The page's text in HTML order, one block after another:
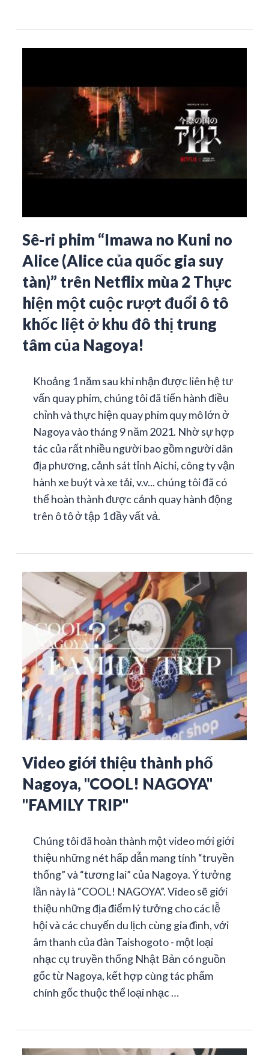
Sê-ri phim “Imawa no Kuni no
Alice (Alice của quốc gia suy
tàn)” trên Netflix mùa 2 Thực
hiện một cuộc rượt đuổi ô tô
khốc liệt ở khu đô thị trung
tâm của Nagoya!
Khoảng 1 năm sau khi nhận được liên hệ tư
vấn quay phim, chúng tôi đã tiến hành điều
chỉnh và thực hiện quay phim quy mô lớn ở
Nagoya vào tháng 9 năm 2021. Nhờ sự hợp
tác của rất nhiều người bao gồm người dân
địa phương, cảnh sát tỉnh Aichi, công ty vận
hành xe buýt và xe tải, v.v... chúng tôi đã có
thể hoàn thành được cảnh quay hành động
trên ô tô ở tập 1 đầy vất vả.
Video giới thiệu thành phố
Nagoya, "COOL! NAGOYA"
"FAMILY TRIP"
Chúng tôi đã hoàn thành một video mới giới
thiệu những nét hấp dẫn mang tính “truyền
thống” và “tương lai” của Nagoya. Ý tưởng
lần này là “COOL! NAGOYA”. Video sẽ giới
thiệu những địa điểm lý tưởng cho các lễ
hội và các chuyến du lịch cùng gia đình, với
âm thanh của đàn Taishogoto - một loại
nhạc cụ truyền thống Nhật Bản có nguồn
gốc từ Nagoya, kết hợp cùng tác phẩm
chính gốc thuộc thể loại nhạc …